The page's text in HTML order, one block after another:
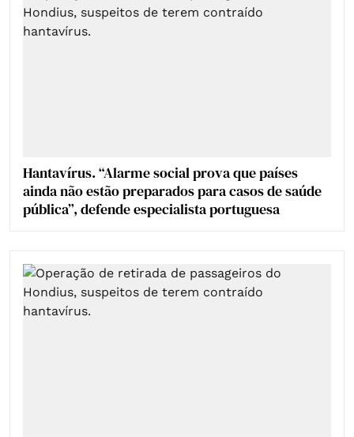
Hantavírus. “Alarme social prova que países
ainda não estão preparados para casos de saúde
pública”, defende especialista portuguesa